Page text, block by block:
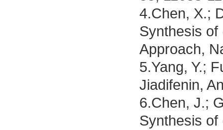
4.Chen, X.;
Synthesis
Approach,
5.Yang, Y.;
Jiadifenin,
6.Chen, J.;
Synthesis of